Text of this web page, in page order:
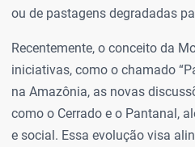
ou de pastagens degradadas
Recentemente, o conceito da
iniciativas, como o chamado
na Amazônia, as novas
como o Cerrado e o Pantanal,
e social. Essa evolução visa